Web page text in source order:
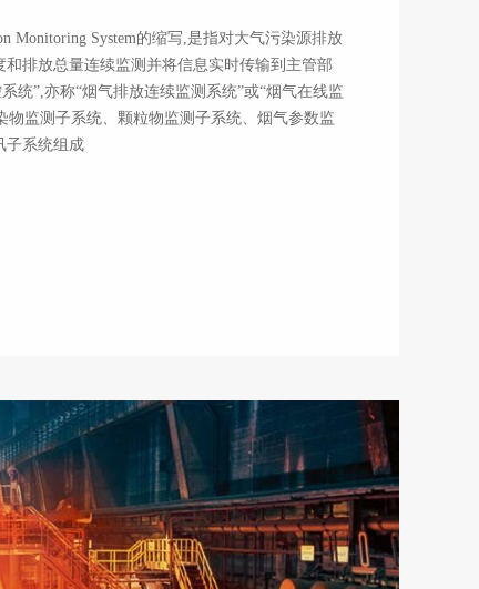
Monitoring System的缩写,是指对大气污染源排放
排放总量连续监测并将信息实时传输到主管部
统”,亦称“烟气排放连续监测系统”或“烟气在线监
物监测子系统、颗粒物监测子系统、烟气参数监
子系统组成